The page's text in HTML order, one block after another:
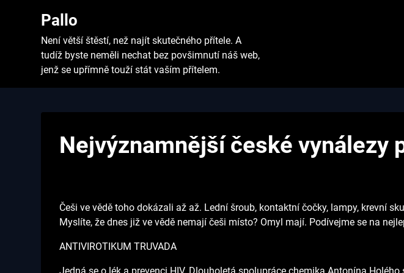
Pallo
Není větší štěstí, než najít skutečného přítele. A
tudíž byste neměli nechat bez povšimnutí náš web,
jenž se upřímně touží stát vaším přítelem.
Nejvýznamnější české vynálezy
Češi ve vědě toho dokázali až až. Lední šroub, kontaktní čočky, lampy, krevní
Myslíte, že dnes již ve vědě nemají češi místo? Omyl mají. Podívejme se na
ANTIVIROTIKUM TRUVADA